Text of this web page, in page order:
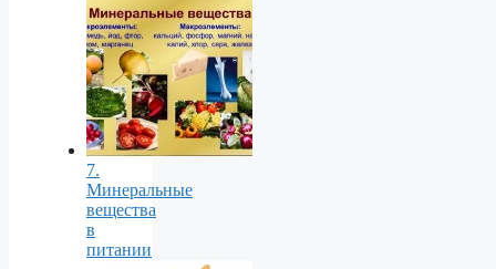
7.
Минеральные
вещества
в
питании